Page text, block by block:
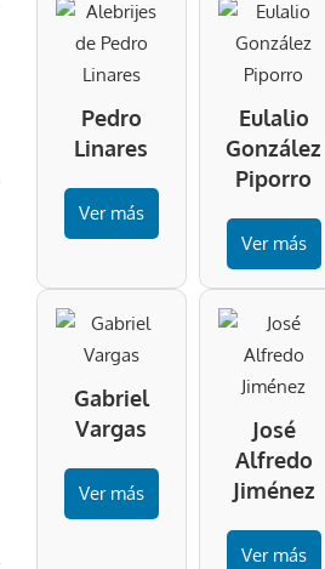
Pedro
Linares
Ver más
Eulalio
González
Piporro
Ver más
Gabriel
Vargas
Ver más
José
Alfredo
Jiménez
Ver más